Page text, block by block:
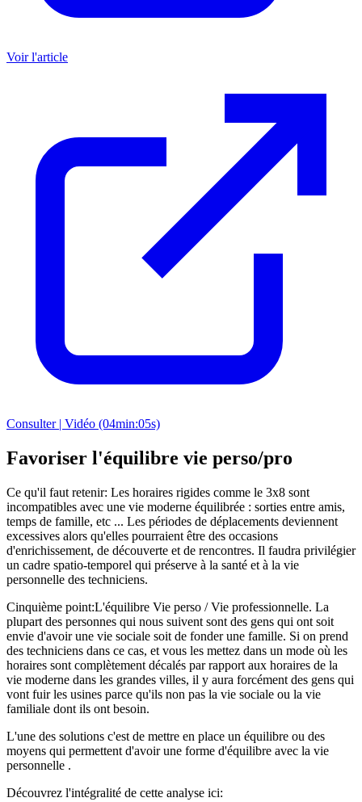
Voir l'article
Consulter | Vidéo (04min:05s)
Favoriser l'équilibre vie perso/pro
Ce qu'il faut retenir: Les horaires rigides comme le 3x8 sont
incompatibles avec une vie moderne équilibrée : sorties entre amis,
temps de famille, etc ... Les périodes de déplacements deviennent
excessives alors qu'elles pourraient être des occasions
d'enrichissement, de découverte et de rencontres. Il faudra privilégier
un cadre spatio-temporel qui préserve à la santé et à la vie
personnelle des techniciens.
Cinquième point:L'équilibre Vie perso / Vie professionnelle. La
plupart des personnes qui nous suivent sont des gens qui ont soit
envie d'avoir une vie sociale soit de fonder une famille. Si on prend
des techniciens dans ce cas, et vous les mettez dans un mode où les
horaires sont complètement décalés par rapport aux horaires de la
vie moderne dans les grandes villes, il y aura forcément des gens qui
vont fuir les usines parce qu'ils non pas la vie sociale ou la vie
familiale dont ils ont besoin.
L'une des solutions c'est de mettre en place un équilibre ou des
moyens qui permettent d'avoir une forme d'équilibre avec la vie
personnelle .
Découvrez l'intégralité de cette analyse ici: